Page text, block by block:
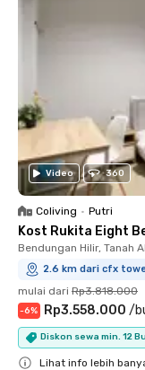
Video 360
Coliving • Putri
Kost Rukita Eight
Bendungan Hilir, Tanah
2.6 km dari cfx
mulai dari Rp3.818.000
-6% Rp3.558.000 /
Diskon sewa min. 12
Lihat info lebih